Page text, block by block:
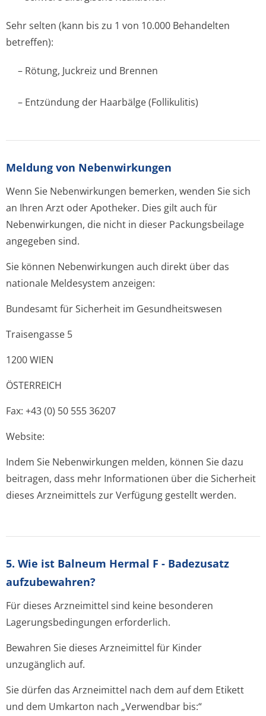
Sehr selten (kann bis zu 1 von 10.000 Behandelten
betreffen):
– Rötung, Juckreiz und Brennen
– Entzündung der Haarbälge (Follikulitis)
Meldung von Nebenwirkungen
Wenn Sie Nebenwirkungen bemerken, wenden Sie sich
an Ihren Arzt oder Apotheker. Dies gilt auch für
Nebenwirkungen, die nicht in dieser Packungsbeilage
angegeben sind.
Sie können Nebenwirkungen auch direkt über das
nationale Meldesystem anzeigen:
Bundesamt für Sicherheit im Gesundheitswesen
Traisengasse 5
1200 WIEN
ÖSTERREICH
Fax: +43 (0) 50 555 36207
Website:
Indem Sie Nebenwirkungen melden, können Sie dazu
beitragen, dass mehr Informationen über die Sicherheit
dieses Arzneimittels zur Verfügung gestellt werden.
5. Wie ist Balneum Hermal F - Badezusatz
aufzubewahren?
Für dieses Arzneimittel sind keine besonderen
Lagerungsbedin­gungen erforderlich.
Bewahren Sie dieses Arzneimittel für Kinder
unzugänglich auf.
Sie dürfen das Arzneimittel nach dem auf dem Etikett
und dem Umkarton nach „Verwendbar bis:“